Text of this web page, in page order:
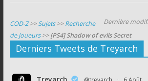
Dernière
COD-Z>>Sujets>>Recherche
de joueurs>>[PS4] Shadow of evils Secret
Derniers Tweets de Treyarch
Treyarch